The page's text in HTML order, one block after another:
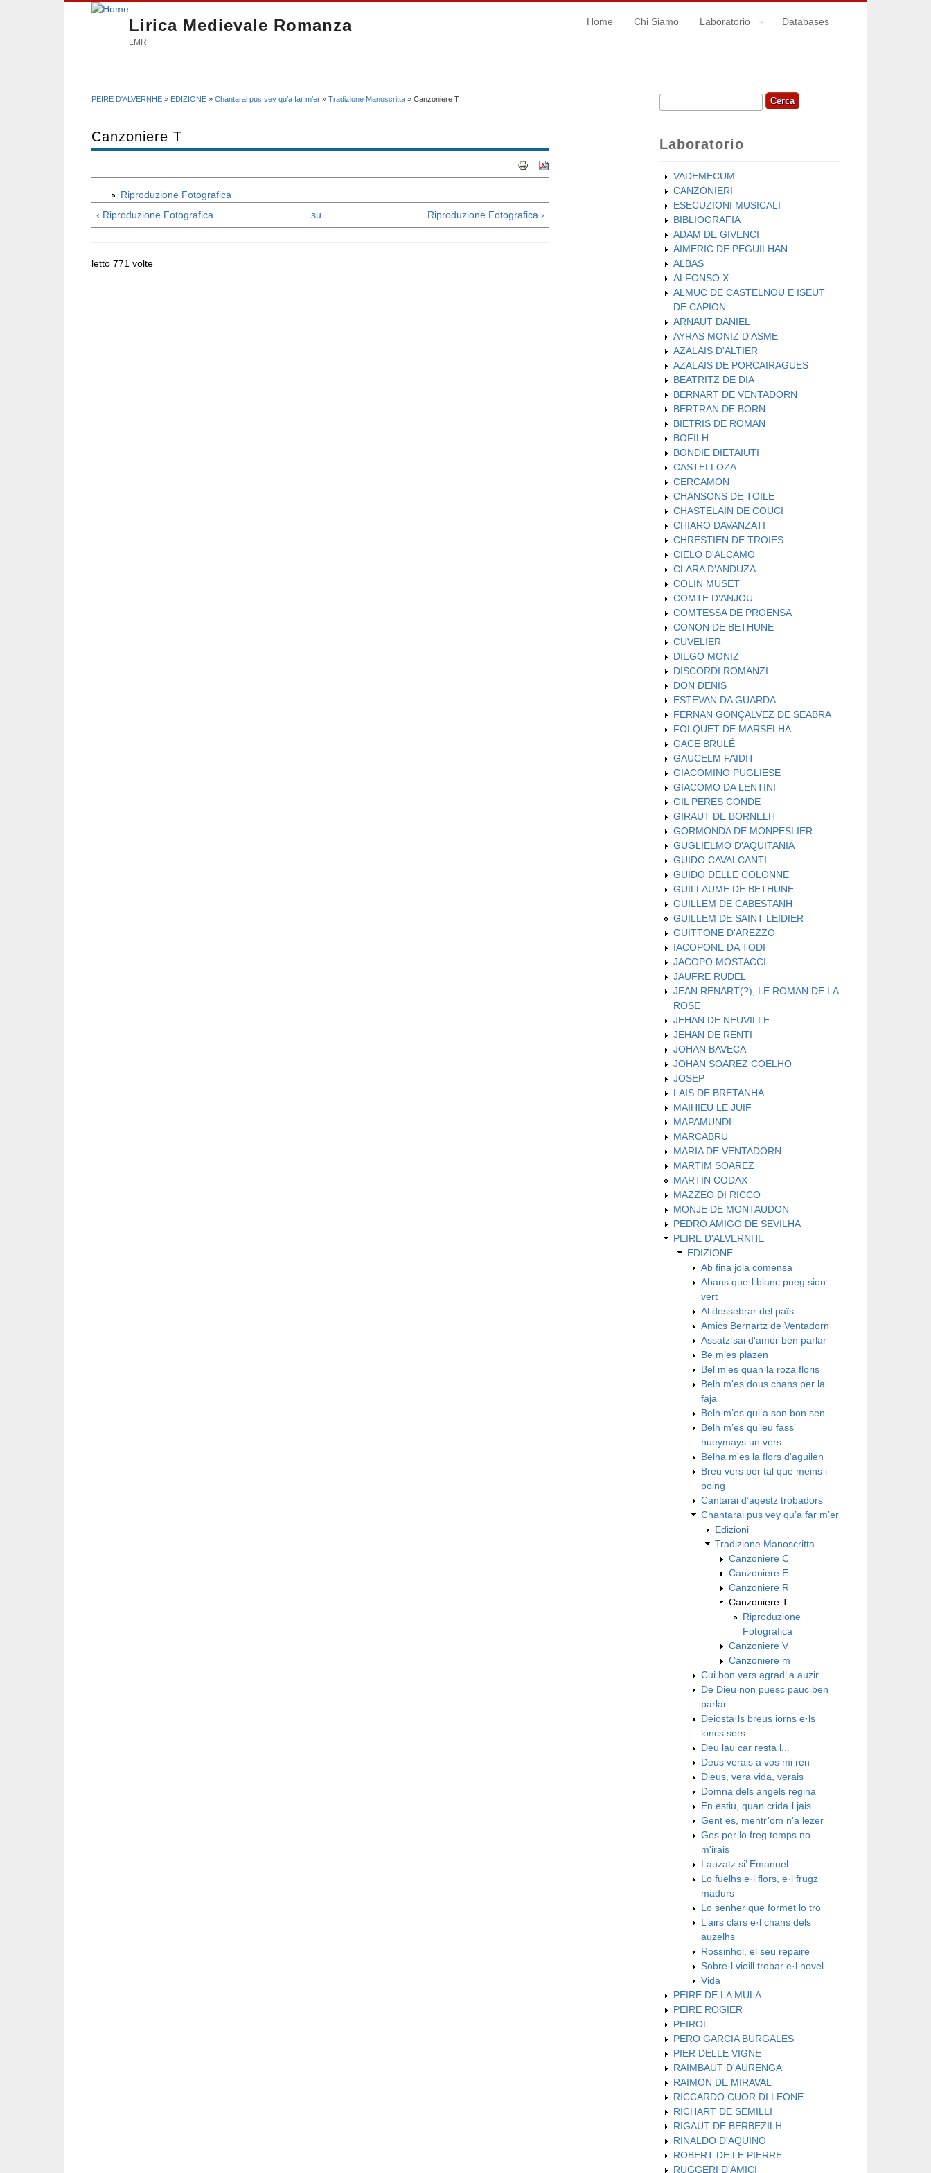
Lirica Medievale Romanza
LMR
Home Chi Siamo Laboratorio Databases
PEIRE D'ALVERNHE » EDIZIONE » Chantarai pus vey qu’a far m’er » Tradizione Manoscritta » Canzoniere T
Canzoniere T
Riproduzione Fotografica
‹ Riproduzione Fotografica
su Riproduzione Fotografica ›
letto 771 volte
Form di ricerca
Cerca
Laboratorio
VADEMECUM
CANZONIERI
ESECUZIONI MUSICALI
BIBLIOGRAFIA
ADAM DE GIVENCI
AIMERIC DE PEGUILHAN
ALBAS
ALFONSO X
ALMUC DE CASTELNOU E ISEUT
DE CAPION
ARNAUT DANIEL
AYRAS MONIZ D'ASME
AZALAIS D'ALTIER
AZALAIS DE PORCAIRAGUES
BEATRITZ DE DIA
BERNART DE VENTADORN
BERTRAN DE BORN
BIETRIS DE ROMAN
BOFILH
BONDIE DIETAIUTI
CASTELLOZA
CERCAMON
CHANSONS DE TOILE
CHASTELAIN DE COUCI
CHIARO DAVANZATI
CHRESTIEN DE TROIES
CIELO D'ALCAMO
CLARA D'ANDUZA
COLIN MUSET
COMTE D'ANJOU
COMTESSA DE PROENSA
CONON DE BETHUNE
CUVELIER
DIEGO MONIZ
DISCORDI ROMANZI
DON DENIS
ESTEVAN DA GUARDA
FERNAN GONÇALVEZ DE SEABRA
FOLQUET DE MARSELHA
GACE BRULÉ
GAUCELM FAIDIT
GIACOMINO PUGLIESE
GIACOMO DA LENTINI
GIL PERES CONDE
GIRAUT DE BORNELH
GORMONDA DE MONPESLIER
GUGLIELMO D'AQUITANIA
GUIDO CAVALCANTI
GUIDO DELLE COLONNE
GUILLAUME DE BETHUNE
GUILLEM DE CABESTANH
GUILLEM DE SAINT LEIDIER
GUITTONE D'AREZZO
IACOPONE DA TODI
JACOPO MOSTACCI
JAUFRE RUDEL
JEAN RENART(?), LE ROMAN DE LA
ROSE
JEHAN DE NEUVILLE
JEHAN DE RENTI
JOHAN BAVECA
JOHAN SOAREZ COELHO
JOSEP
LAIS DE BRETANHA
MAIHIEU LE JUIF
MAPAMUNDI
MARCABRU
MARIA DE VENTADORN
MARTIM SOAREZ
MARTIN CODAX
MAZZEO DI RICCO
MONJE DE MONTAUDON
PEDRO AMIGO DE SEVILHA
PEIRE D'ALVERNHE
EDIZIONE
Ab fina joia comensa
Abans que·l blanc pueg sion
vert
Al dessebrar del païs
Amics Bernartz de Ventadorn
Assatz sai d'amor ben parlar
Be m’es plazen
Bel m'es quan la roza floris
Belh m'es dous chans per la
faja
Belh m’es qui a son bon sen
Belh m’es qu’ieu fass’
hueymays un vers
Belha m'es la flors d'aguilen
Breu vers per tal que meins i
poing
Cantarai d’aqestz trobadors
Chantarai pus vey qu’a far m’er
Edizioni
Tradizione Manoscritta
Canzoniere C
Canzoniere E
Canzoniere R
Canzoniere T
Riproduzione
Fotografica
Canzoniere V
Canzoniere m
Cui bon vers agrad’ a auzir
De Dieu non puesc pauc ben
parlar
Deiosta·ls breus iorns e·ls
loncs sers
Deu lau car resta l...
Deus verais a vos mi ren
Dieus, vera vida, verais
Domna dels angels regina
En estiu, quan crida·l jais
Gent es, mentr’om n’a lezer
Ges per lo freg temps no
m'irais
Lauzatz si’ Emanuel
Lo fuelhs e·l flors, e·l frugz
madurs
Lo senher que formet lo tro
L’airs clars e·l chans dels
auzelhs
Rossinhol, el seu repaire
Sobre·l vieill trobar e·l novel
Vida
PEIRE DE LA MULA
PEIRE ROGIER
PEIROL
PERO GARCIA BURGALES
PIER DELLE VIGNE
RAIMBAUT D'AURENGA
RAIMON DE MIRAVAL
RICCARDO CUOR DI LEONE
RICHART DE SEMILLI
RIGAUT DE BERBEZILH
RINALDO D'AQUINO
ROBERT DE LE PIERRE
RUGGERI D'AMICI